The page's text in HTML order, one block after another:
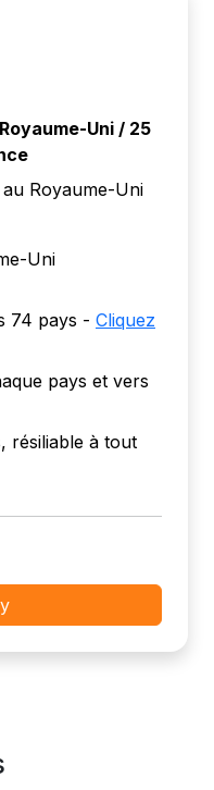
Uni / 25
Royaume-Uni
Uni
74 pays - Cliquez
pays et vers
résiliable à tout